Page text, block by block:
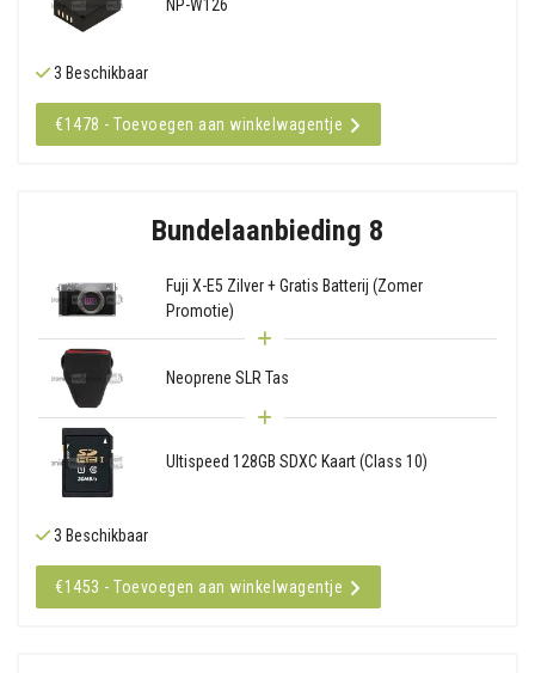
NP-W126
3 Beschikbaar
€1478 - Toevoegen aan winkelwagentje
Bundelaanbieding 8
Fuji X-E5 Zilver + Gratis Batterij (Zomer
Promotie)
Neoprene SLR Tas
Ultispeed 128GB SDXC Kaart (Class 10)
3 Beschikbaar
€1453 - Toevoegen aan winkelwagentje